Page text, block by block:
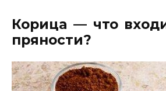
Корица — что
пряности?